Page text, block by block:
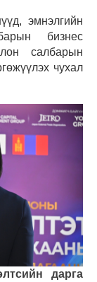
эмнэлгийн
бизнес
салбарын
чухал
дарга